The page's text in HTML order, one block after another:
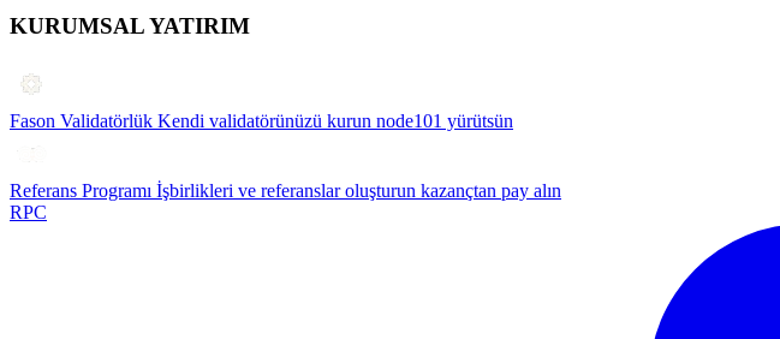
KURUMSAL YATIRIM
Fason Validatörlük Kendi validatörünüzü kurun node101 yürütsün
Referans Programı İşbirlikleri ve referanslar oluşturun kazançtan pay alın
RPC